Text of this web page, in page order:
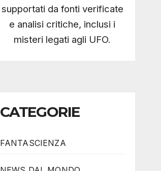
supportati da fonti verificate
e analisi critiche, inclusi i
misteri legati agli UFO.
CATEGORIE
FANTASCIENZA